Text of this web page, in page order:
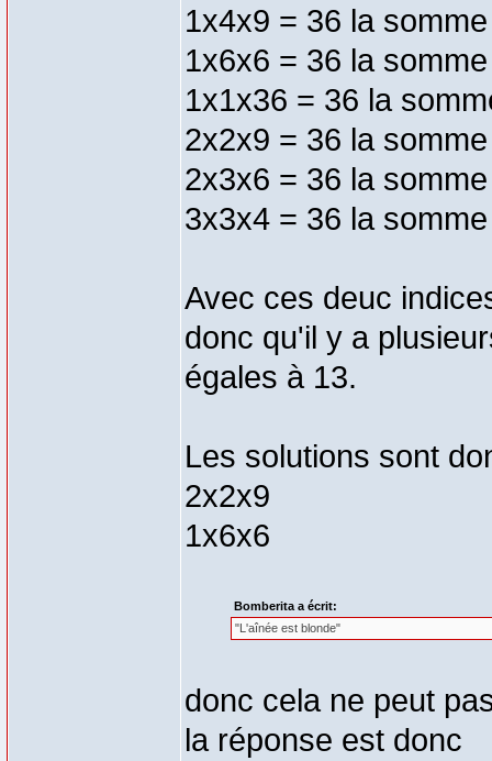
1x4x9 = 36 la
1x6x6 = 36 la
1x1x36 = 36 la
2x2x9 = 36 la
2x3x6 = 36 la
3x3x4 = 36 la
Avec ces deuc
donc qu'il y a
égales à 13.
Les solutions sont
2x2x9
1x6x6
Bomberita a écrit:
"L'aînée est blonde"
donc cela ne peut
la réponse est donc